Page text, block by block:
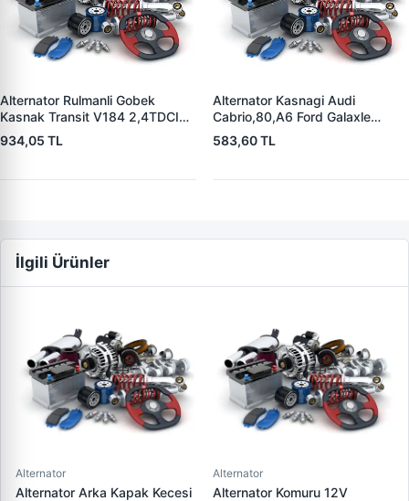
Alternator Rulmanli Gobek
Kasnak Transit V184 2,4TDCI
00>06 | ZEN 5403 | OEM
F00M991078 YC1T10A352AC
934,05 TL
Alternator Kasnagi Audi
Cabrio,80,A6 Ford Galaxle
1,9TDI Mercedes Benz Skoda
Seat Alhambra | ZEN 5352 |
583,60 TL
İlgili Ürünler
Alternator
Alternator Arka Kapak Kecesi
Alternator
Alternator Komuru 12V